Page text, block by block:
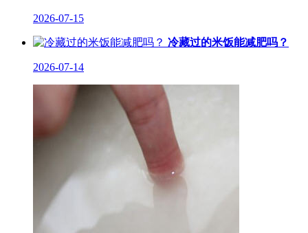
2026-07-15
冷藏过的米饭能减肥吗？
2026-07-14